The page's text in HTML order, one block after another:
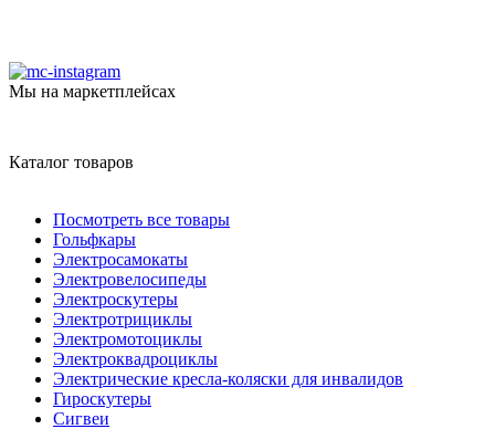
Мы на маркетплейсах
Каталог товаров
Посмотреть все товары
Гольфкары
Электросамокаты
Электровелосипеды
Электроскутеры
Электротрициклы
Электромотоциклы
Электроквадроциклы
Электрические кресла-коляски для инвалидов
Гироскутеры
Сигвеи